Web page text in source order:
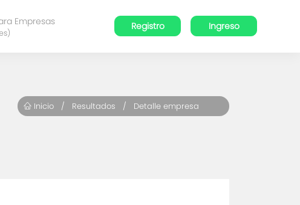
Empresas Registro Ingreso
Inicio / Resultados / Detalle empresa